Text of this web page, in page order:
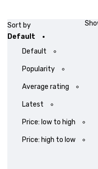
Sort by
Default
Default
Popularity
Average rating
Latest
Price: low to high
Price: high to low